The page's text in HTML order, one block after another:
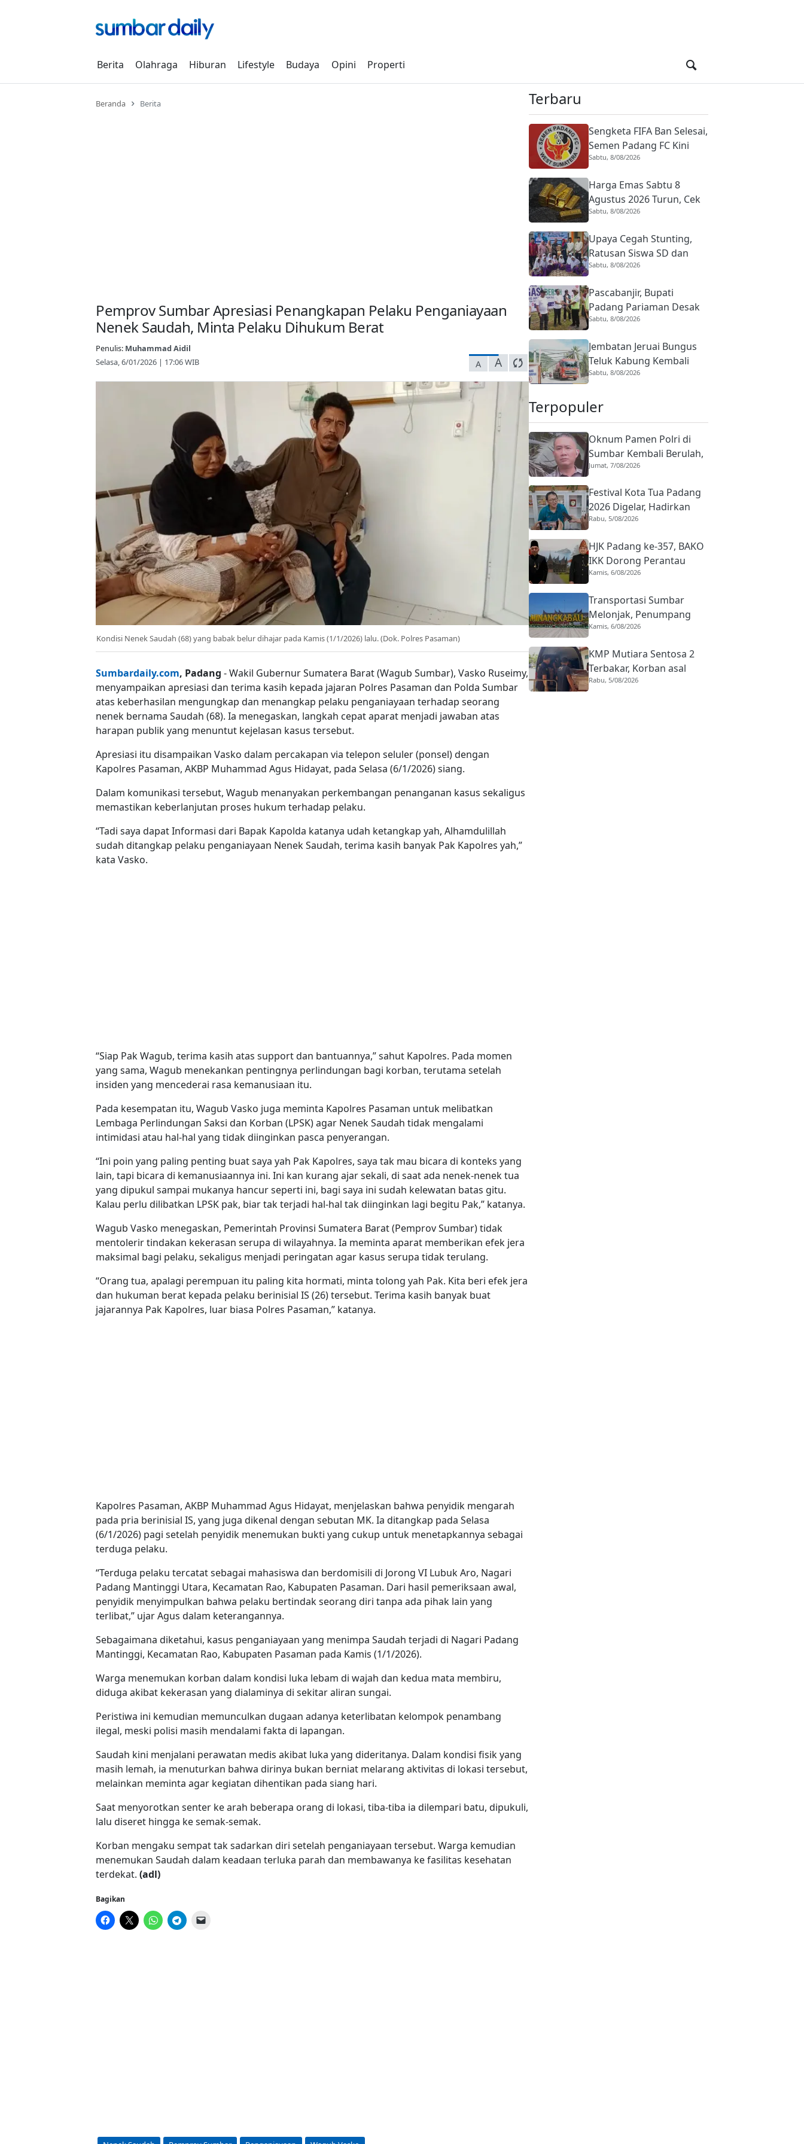
Berita Olahraga Hiburan Lifestyle Budaya Opini Properti
Beranda Berita
Pemprov Sumbar Apresiasi Penangkapan Pelaku Penganiayaan
Nenek Saudah, Minta Pelaku Dihukum Berat
Penulis: Muhammad Aidil
Selasa, 6/01/2026 | 17:06 WIB
A A
Kondisi Nenek Saudah (68) yang babak belur dihajar pada Kamis (1/1/2026) lalu. (Dok. Polres Pasaman)
Sumbardaily.com, Padang - Wakil Gubernur Sumatera Barat (Wagub Sumbar), Vasko Ruseimy,
menyampaikan apresiasi dan terima kasih kepada jajaran Polres Pasaman dan Polda Sumbar
atas keberhasilan mengungkap dan menangkap pelaku penganiayaan terhadap seorang
nenek bernama Saudah (68). Ia menegaskan, langkah cepat aparat menjadi jawaban atas
harapan publik yang menuntut kejelasan kasus tersebut.
Apresiasi itu disampaikan Vasko dalam percakapan via telepon seluler (ponsel) dengan
Kapolres Pasaman, AKBP Muhammad Agus Hidayat, pada Selasa (6/1/2026) siang.
Dalam komunikasi tersebut, Wagub menanyakan perkembangan penanganan kasus sekaligus
memastikan keberlanjutan proses hukum terhadap pelaku.
“Tadi saya dapat Informasi dari Bapak Kapolda katanya udah ketangkap yah, Alhamdulillah
sudah ditangkap pelaku penganiayaan Nenek Saudah, terima kasih banyak Pak Kapolres yah,”
kata Vasko.
“Siap Pak Wagub, terima kasih atas support dan bantuannya,” sahut Kapolres. Pada momen
yang sama, Wagub menekankan pentingnya perlindungan bagi korban, terutama setelah
insiden yang mencederai rasa kemanusiaan itu.
Pada kesempatan itu, Wagub Vasko juga meminta Kapolres Pasaman untuk melibatkan
Lembaga Perlindungan Saksi dan Korban (LPSK) agar Nenek Saudah tidak mengalami
intimidasi atau hal-hal yang tidak diinginkan pasca penyerangan.
“Ini poin yang paling penting buat saya yah Pak Kapolres, saya tak mau bicara di konteks yang
lain, tapi bicara di kemanusiaannya ini. Ini kan kurang ajar sekali, di saat ada nenek-nenek tua
yang dipukul sampai mukanya hancur seperti ini, bagi saya ini sudah kelewatan batas gitu.
Kalau perlu dilibatkan LPSK pak, biar tak terjadi hal-hal tak diinginkan lagi begitu Pak,” katanya.
Wagub Vasko menegaskan, Pemerintah Provinsi Sumatera Barat (Pemprov Sumbar) tidak
mentolerir tindakan kekerasan serupa di wilayahnya. Ia meminta aparat memberikan efek jera
maksimal bagi pelaku, sekaligus menjadi peringatan agar kasus serupa tidak terulang.
“Orang tua, apalagi perempuan itu paling kita hormati, minta tolong yah Pak. Kita beri efek jera
dan hukuman berat kepada pelaku berinisial IS (26) tersebut. Terima kasih banyak buat
jajarannya Pak Kapolres, luar biasa Polres Pasaman,” katanya.
Kapolres Pasaman, AKBP Muhammad Agus Hidayat, menjelaskan bahwa penyidik mengarah
pada pria berinisial IS, yang juga dikenal dengan sebutan MK. Ia ditangkap pada Selasa
(6/1/2026) pagi setelah penyidik menemukan bukti yang cukup untuk menetapkannya sebagai
terduga pelaku.
“Terduga pelaku tercatat sebagai mahasiswa dan berdomisili di Jorong VI Lubuk Aro, Nagari
Padang Mantinggi Utara, Kecamatan Rao, Kabupaten Pasaman. Dari hasil pemeriksaan awal,
penyidik menyimpulkan bahwa pelaku bertindak seorang diri tanpa ada pihak lain yang
terlibat,” ujar Agus dalam keterangannya.
Sebagaimana diketahui, kasus penganiayaan yang menimpa Saudah terjadi di Nagari Padang
Mantinggi, Kecamatan Rao, Kabupaten Pasaman pada Kamis (1/1/2026).
Warga menemukan korban dalam kondisi luka lebam di wajah dan kedua mata membiru,
diduga akibat kekerasan yang dialaminya di sekitar aliran sungai.
Peristiwa ini kemudian memunculkan dugaan adanya keterlibatan kelompok penambang
ilegal, meski polisi masih mendalami fakta di lapangan.
Saudah kini menjalani perawatan medis akibat luka yang dideritanya. Dalam kondisi fisik yang
masih lemah, ia menuturkan bahwa dirinya bukan berniat melarang aktivitas di lokasi tersebut,
melainkan meminta agar kegiatan dihentikan pada siang hari.
Saat menyorotkan senter ke arah beberapa orang di lokasi, tiba-tiba ia dilempari batu, dipukuli,
lalu diseret hingga ke semak-semak.
Korban mengaku sempat tak sadarkan diri setelah penganiayaan tersebut. Warga kemudian
menemukan Saudah dalam keadaan terluka parah dan membawanya ke fasilitas kesehatan
terdekat. (adl)
Bagikan
Terbaru
Sengketa FIFA Ban Selesai,
Semen Padang FC Kini
Bisa Daftarkan Pemain
Sabtu, 8/08/2026
Harga Emas Sabtu 8
Agustus 2026 Turun, Cek
Daftar Lengkapnya
Sabtu, 8/08/2026
Upaya Cegah Stunting,
Ratusan Siswa SD dan
PAUD di Padang Panjang
Sabtu, 8/08/2026
Pascabanjir, Bupati
Padang Pariaman Desak
Penanganan Irigasi Lubuk
Sabtu, 8/08/2026
Jembatan Jeruai Bungus
Teluk Kabung Kembali
Dibuka, Semua
Melintas
Sabtu, 8/08/2026
Terpopuler
Oknum Pamen Polri di
Sumbar Kembali Berulah,
Dirreskrimum Diduga
dengan Seorang Sopir
Jumat, 7/08/2026
Festival Kota Tua Padang
2026 Digelar, Hadirkan
Peserta Barongsai dari
Rabu, 5/08/2026
HJK Padang ke-357, BAKO
IKK Dorong Perantau
Perkuat Budaya hingga
Kamis, 6/08/2026
Transportasi Sumbar
Melonjak, Penumpang
Pesawat Domestik dari
Persen
Kamis, 6/08/2026
KMP Mutiara Sentosa 2
Terbakar, Korban asal
Sumbar Rino Eka Putra
Rabu, 5/08/2026